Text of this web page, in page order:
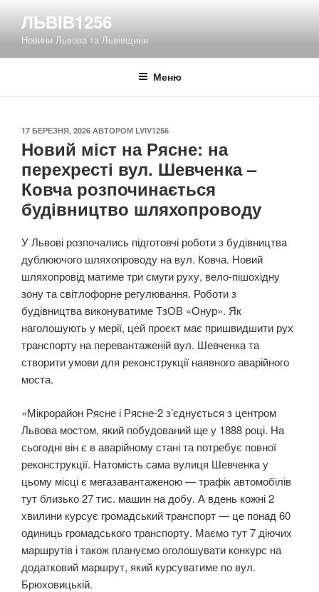
вмісту
ЛЬВІВ1256
Новини Львова та Львівщини
Меню
ОПУБЛІКОВАНО
17 БЕРЕЗНЯ, 2026 АВТОРОМ LVIV1256
Новий міст на Рясне: на
перехресті вул. Шевченка –
Ковча розпочинається
будівництво шляхопроводу
У Львові розпочались підготовчі роботи з будівництва
дублюючого шляхопроводу на вул. Ковча. Новий
шляхопровід матиме три смуги руху, вело-пішохідну
зону та світлофорне регулювання. Роботи з
будівництва виконуватиме ТзОВ «Онур». Як
наголошують у мерії, цей проєкт має пришвидшити рух
транспорту на перевантаженій вул. Шевченка та
створити умови для реконструкції наявного аварійного
моста.
«Мікрорайон Рясне і Рясне-2 з’єднується з центром
Львова мостом, який побудований ще у 1888 році. На
сьогодні він є в аварійному стані та потребує повної
реконструкції. Натомість сама вулиця Шевченка у
цьому місці є мегазавантаженою — трафік автомобілів
тут близько 27 тис. машин на добу. А вдень кожні 2
хвилини курсує громадський транспорт — це понад 60
одиниць громадського транспорту. Маємо тут 7 діючих
маршрутів і також плануємо оголошувати конкурс на
додатковий маршрут, який курсуватиме по вул.
Брюховицькій.